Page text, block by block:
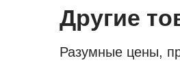
Другие
Разумные цены,